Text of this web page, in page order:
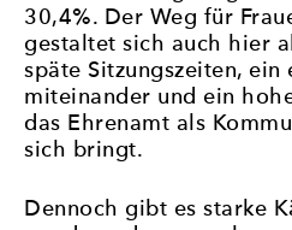
30,4%. Der Weg für
gestaltet sich auch hier
späte Sitzungszeiten, ein
miteinander und ein
das Ehrenamt als
sich bringt.
Dennoch gibt es starke